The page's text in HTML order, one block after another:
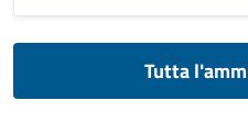
Tutta